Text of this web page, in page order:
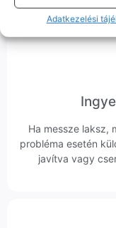
Adatkezelési
Ha messze laksz,
probléma esetén
javítva vagy